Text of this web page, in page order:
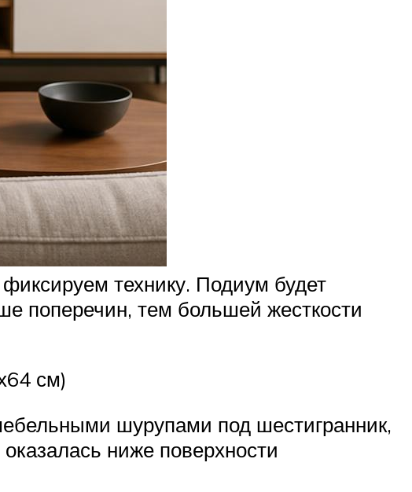
технику. Подиум будет
поперечин, тем большей жесткости
см)
шурупами под шестигранник,
ниже поверхности